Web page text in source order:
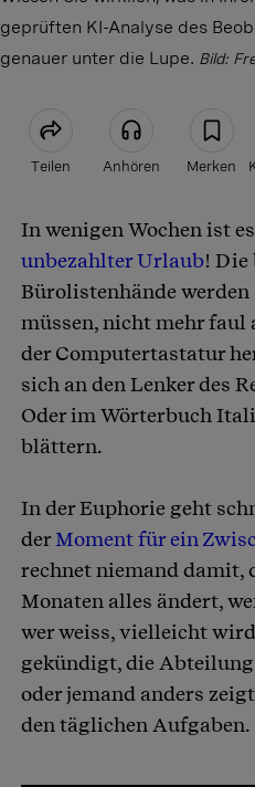
geprüften KI-Analyse des
genauer unter die Lupe. Bild:
Teilen Anhören Merken
Artikel teilen
In wenigen Wochen ist
unbezahlter Urlaub! Die
Bürolistenhände
müssen, nicht mehr faul
der Computertastatur
sich an den Lenker des
Oder im Wörterbuch
blättern.
In der Euphorie geht
derMoment für ein
rechnet niemand damit,
Monaten alles ändert,
wer weiss, vielleicht
gekündigt, die
oder jemand anders
den täglichen Aufgaben.